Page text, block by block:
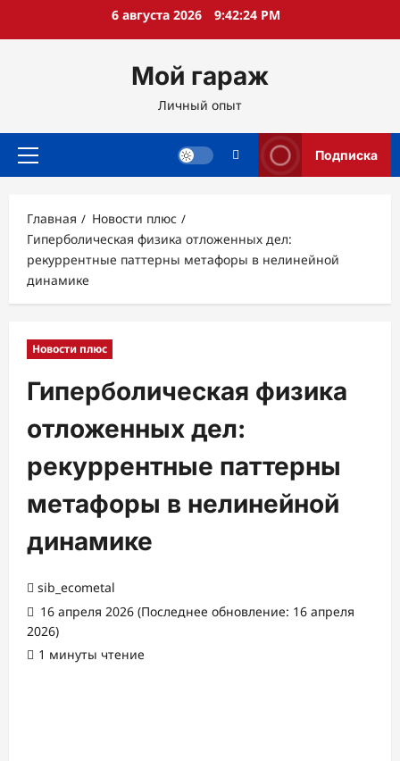
6 августа 2026 9:42:25 PM
Мой гараж
Личный опыт
Основное
Подписка
Главная
Новости плюс
Гиперболическая физика отложенных дел:
рекуррентные паттерны метафоры в нелинейной
динамике
Новости плюс
Гиперболическая физика
отложенных дел:
рекуррентные паттерны
метафоры в нелинейной
динамике
sib_ecometal
16 апреля 2026 (Последнее обновление: 16 апреля
2026)
1 минуты чтение